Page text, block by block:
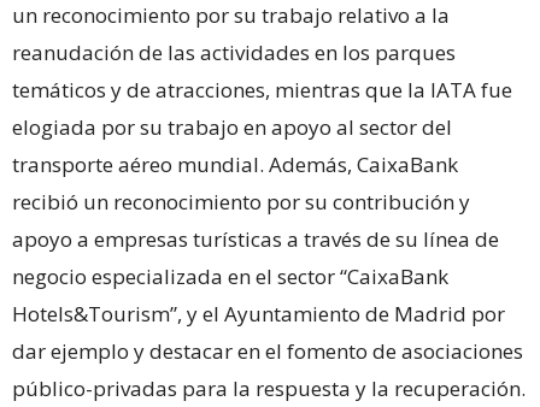
un reconocimiento por su trabajo relativo a la
reanudación de las actividades en los parques
temáticos y de atracciones, mientras que la IATA fue
elogiada por su trabajo en apoyo al sector del
transporte aéreo mundial. Además, CaixaBank
recibió un reconocimiento por su contribución y
apoyo a empresas turísticas a través de su línea de
negocio especializada en el sector “CaixaBank
Hotels&Tourism”, y el Ayuntamiento de Madrid por
dar ejemplo y destacar en el fomento de asociaciones
público-privadas para la respuesta y la recuperación.